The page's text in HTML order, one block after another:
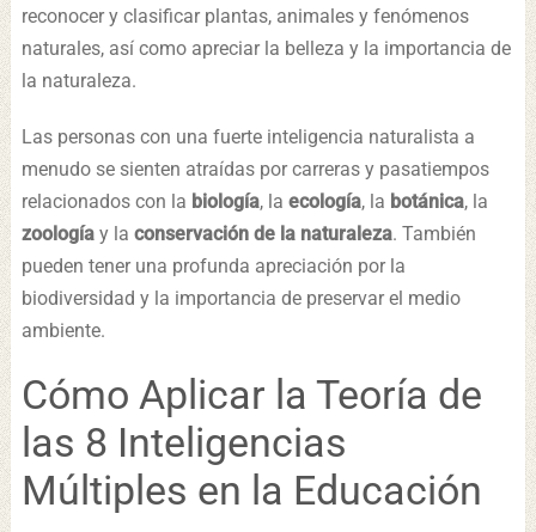
reconocer y clasificar plantas, animales y fenómenos
naturales, así como apreciar la belleza y la importancia de
la naturaleza.
Las personas con una fuerte inteligencia naturalista a
menudo se sienten atraídas por carreras y pasatiempos
relacionados con la biología, la ecología, la botánica, la
zoología y la conservación de la naturaleza. También
pueden tener una profunda apreciación por la
biodiversidad y la importancia de preservar el medio
ambiente.
Cómo Aplicar la Teoría de
las 8 Inteligencias
Múltiples en la Educación